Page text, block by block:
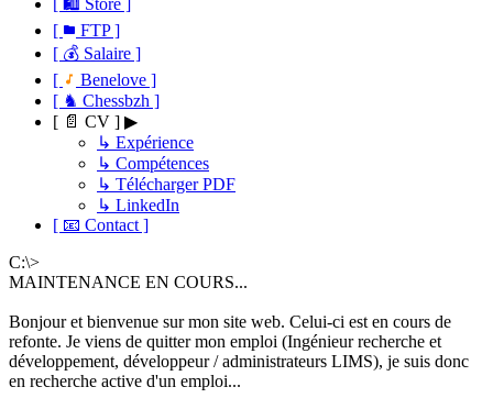
[
FTP ]
[ 💰 Salaire ]
[
Benelove ]
[ ♞ Chessbzh ]
[ 📄 CV ] ▶
↳ Expérience
↳ Compétences
↳ Télécharger PDF
↳ LinkedIn
[ 📧 Contact ]
C:\>
MAINTENANCE EN COURS...
Bonjour et bienvenue sur mon site web. Celui-ci est en cours de
refonte. Je viens de quitter mon emploi (Ingénieur recherche et
développement, développeur / administrateurs LIMS), je suis donc
en recherche active d'un emploi...